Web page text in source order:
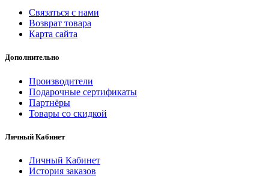
Связаться с нами
Возврат товара
Карта сайта
Дополнительно
Производители
Подарочные сертификаты
Партнёры
Товары со скидкой
Личный Кабинет
Личный Кабинет
История заказов